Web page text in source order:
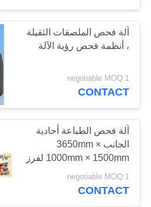
أخبار
اطلب
خريطة
الموقع
PRIVACY
POLICY
آلة فحص
21
آلة فحص الملصقات الثقيلة
، أنظمة فحص رؤية الآلة
negotiable MOQ:1
CONTACT
آلة فحص الطباعة أحادية
الجانب 3650mm ×
1000mm × 1500mm لفرز
الملصقات
negotiable MOQ:1
CONTACT